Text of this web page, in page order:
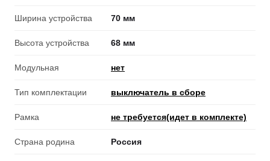
Ширина устройства 70 мм
Высота устройства 68 мм
Модульная нет
Тип комплектации выключатель в сборе
Рамка не требуется(идет в комплекте)
Страна родина Россия